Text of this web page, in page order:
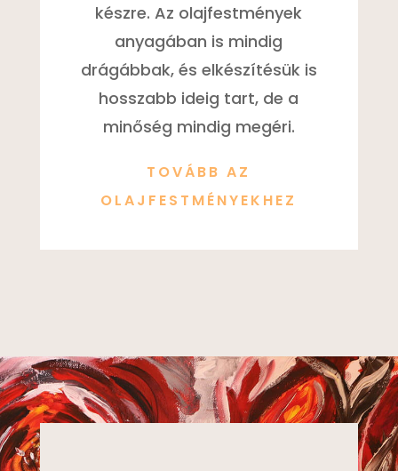
készre. Az olajfestmények
anyagában is mindig
drágábbak, és elkészítésük is
hosszabb ideig tart, de a
minőség mindig megéri.
TOVÁBB AZ
OLAJFESTMÉNYEKHEZ